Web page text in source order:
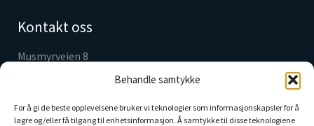
Behandle samtykke
For å gi de beste opplevelsene bruker vi teknologier som informasjonskapsler for å
lagre og/eller få tilgang til enhetsinformasjon. Å samtykke til disse teknologiene
Kontakt oss
Musmyrveien 8
info@hytteplan.no